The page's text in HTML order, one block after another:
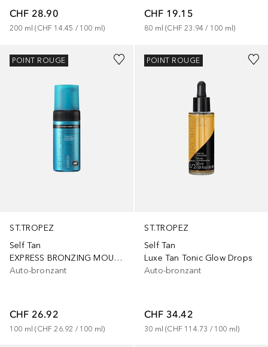
CHF 28.90
200 ml (CHF 14.45 / 100 ml)
CHF 19.15
80 ml (CHF 23.94 / 100 ml)
ST.TROPEZ
Self Tan
EXPRESS BRONZING MOUSSE
Auto-bronzant
CHF 26.92
100 ml (CHF 26.92 / 100 ml)
POINT ROUGE
ST.TROPEZ
Self Tan
Luxe Tan Tonic Glow Drops
Auto-bronzant
CHF 34.42
30 ml (CHF 114.73 / 100 ml)
POINT ROUGE